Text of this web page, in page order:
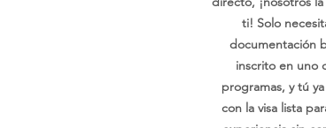
ti! Solo
documentación
inscrito en uno
programas, y tú
con la visa lista